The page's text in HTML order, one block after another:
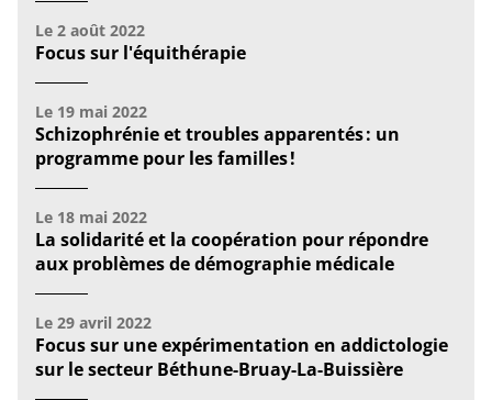
Le 2 août 2022
Focus sur l'équithérapie
Le 19 mai 2022
Schizophrénie et troubles apparentés : un
programme pour les familles !
Le 18 mai 2022
La solidarité et la coopération pour répondre
aux problèmes de démographie médicale
Le 29 avril 2022
Focus sur une expérimentation en addictologie
sur le secteur Béthune-Bruay-La-Buissière